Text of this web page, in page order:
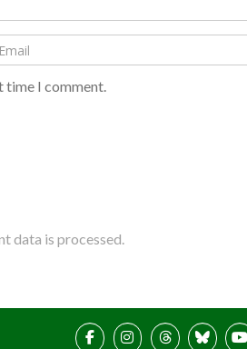
time I comment.
data is processed.